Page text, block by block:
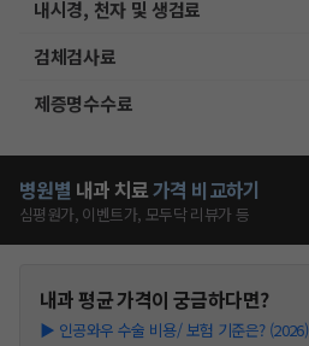
내시경, 천자 및 생검료
검체검사료
제증명수수료
병원별 내과 치료가격 비교하기
심평원가, 이벤트가, 모두닥 리뷰가 등
내과평균 가격이 궁금하다면?
▶ 인공와우 수술 비용/ 보험 기준은? (2026)